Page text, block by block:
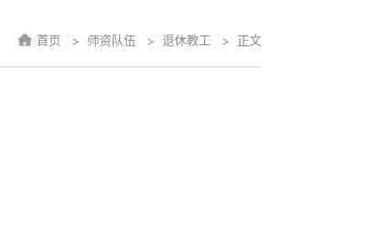
首页 师资队伍 退休教工 正文